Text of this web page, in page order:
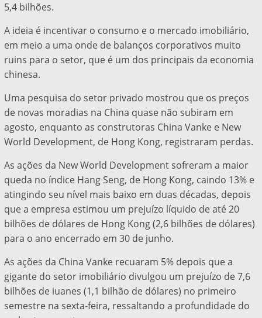
5,4 bilhões.
A ideia é incentivar o consumo e o mercado imobiliário,
em meio a uma onde de balanços corporativos muito
ruins para o setor, que é um dos principais da economia
chinesa.
Uma pesquisa do setor privado mostrou que os preços
de novas moradias na China quase não subiram em
agosto, enquanto as construtoras China Vanke e New
World Development, de Hong Kong, registraram perdas.
As ações da New World Development sofreram a maior
queda no índice Hang Seng, de Hong Kong, caindo 13% e
atingindo seu nível mais baixo em duas décadas, depois
que a empresa estimou um prejuízo líquido de até 20
bilhões de dólares de Hong Kong (2,6 bilhões de dólares)
para o ano encerrado em 30 de junho.
As ações da China Vanke recuaram 5% depois que a
gigante do setor imobiliário divulgou um prejuízo de 7,6
bilhões de iuanes (1,1 bilhão de dólares) no primeiro
semestre na sexta-feira, ressaltando a profundidade do